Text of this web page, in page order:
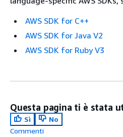
AWS SDK for C++
AWS SDK for Java V2
AWS SDK for Ruby V3
Questa pagina ti è stata
Sì
No
Commenti